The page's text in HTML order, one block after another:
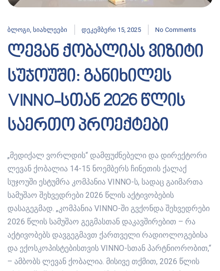
ბლოგი, სიახლეები დეკემბერი 15, 2025 No Comments
ლევან ქობალიას ვიზიტი
სუჯოუში: განიხილეს
VINNO-სთან 2026 წლის
საერთო პროექტები
„მედიქალ ვორლდის“ დამფუძნებელი და დირექტორი
ლევან ქობალია 14-15 ნოემბერს ჩინეთის ქალაქ
სუჯოუში ესტუმრა კომპანია VINNO-ს, სადაც გაიმართა
სამუშაო შეხვედრები 2026 წლის აქტივობების
დასაგეგმად. „კომპანია VINNO-ში გვქონდა შეხვედრები
2026 წლის სამუშაო გეგმასთან დაკავშირებით – რა
აქტივობებს დავგეგმავთ ქართველი რადიოლოგებისა
და ექოსკოპისტებისთვის VINNO-სთან პარტნიორობით,“
– ამბობს ლევან ქობალია. მისივე თქმით, 2026 წლის